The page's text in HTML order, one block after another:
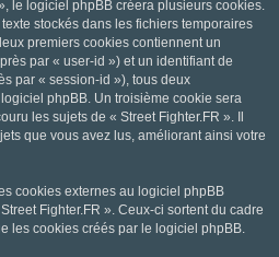
le logiciel phpBB créera plusieurs cookies.
stockés dans les fichiers temporaires
premiers cookies contiennent un
par « user-id ») et un identifiant de
par « session-id »), tous deux
phpBB. Un troisième cookie sera
les sujets de « Street Fighter.FR ». Il
que vous avez lus, améliorant ainsi votre
cookies externes au logiciel phpBB
Fighter.FR ». Ceux-ci sortent du cadre
les cookies créés par le logiciel phpBB.